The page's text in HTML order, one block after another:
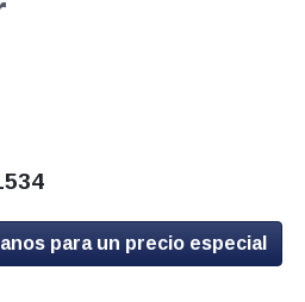
para un precio especial